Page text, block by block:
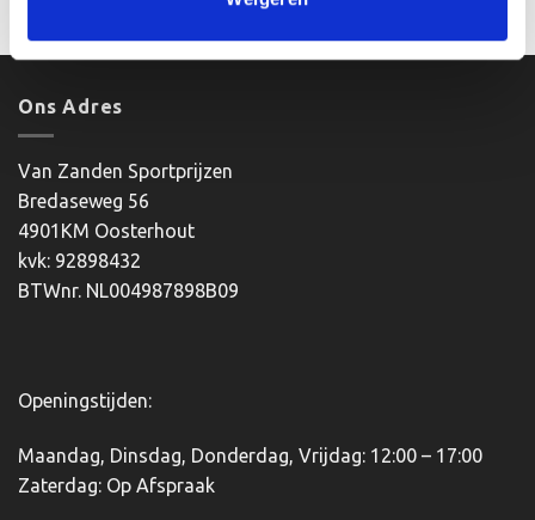
product
optie
kan
gekozen
op
de
product
Ons Adres
Van Zanden Sportprijzen
Bredaseweg 56
4901KM Oosterhout
kvk: 92898432
BTWnr. NL004987898B09
Openingstijden:
Maandag, Dinsdag, Donderdag, Vrijdag: 12:00 – 17:00
Zaterdag: Op Afspraak